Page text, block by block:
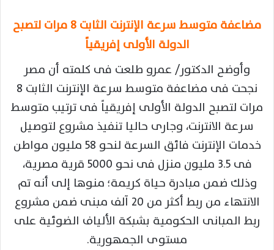
مضاعفة متوسط سرعة الإنترنت الثابت 8 مرات لتصبح
الدولة الأولى إفريقياً
وأوضح الدكتور/ عمرو طلعت فى كلمته أن مصر
نجحت فى مضاعفة متوسط سرعة الإنترنت الثابت 8
مرات لتصبح الدولة الأولى إفريقياً فى ترتيب متوسط
سرعة الانترنت، وجارى حاليا تنفيذ مشروع لتوصيل
خدمات الإنترنت فائق السرعة لنحو 58 مليون مواطن
فى 3.5 مليون منزل فى نحو 5000 قرية مصرية،
وذلك ضمن مبادرة حياة كريمة؛ منوها إلى أنه تم
الانتهاء من ربط أكثر من 20 آلف مبنى ضمن مشروع
ربط المبانى الحكومية بشبكة الألياف الضوئية على
مستوى الجمهورية.